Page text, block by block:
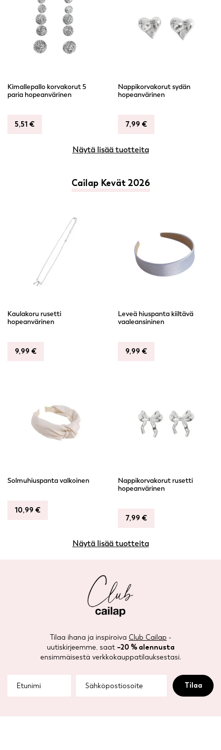
Kimallepallo korvakorut 5
paria hopeanvärinen
5,51 €
Nappikorvakorut sydän
hopeanvärinen
7,99 €
Näytä lisää tuotteita
Cailap Kevät 2026
Kaulakoru rusetti
hopeanvärinen
9,99 €
Leveä hiuspanta kiiltävä
vaaleansininen
9,99 €
Solmuhiuspanta valkoinen
10,99 €
Nappikorvakorut rusetti
hopeanvärinen
7,99 €
Näytä lisää tuotteita
Tilaa ihana ja inspiroiva Club Cailap -
uutiskirjeemme, saat –20 % alennusta
ensimmäisestä verkkokauppatilauksestasi.